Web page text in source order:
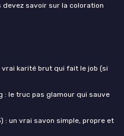
savoir sur la coloration
vrai karité brut qui fait le job (si
: le truc pas glamour qui sauve
: un vrai savon simple, propre et